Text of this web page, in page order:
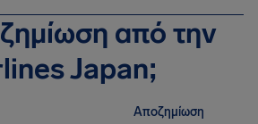
από την
Japan;
Αποζημίωση